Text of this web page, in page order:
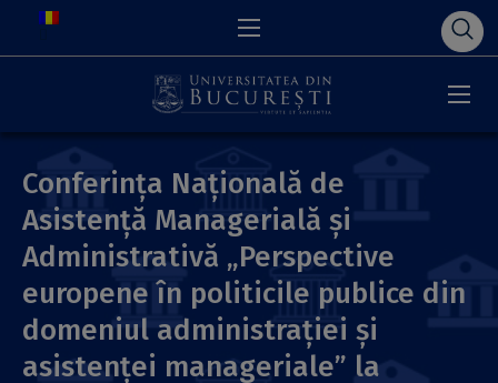
Conferința Națională de
Asistență Managerială și
Administrativă „Perspective
europene în politicile publice din
domeniul administrației și
asistenței manageriale” la